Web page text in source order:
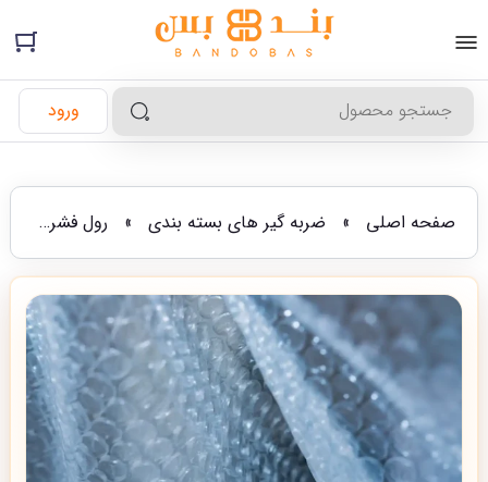
ورود
صفحه اصلی » ضربه گیر های بسته بندی» رول فشرده نایلون حبابدار یا نایلون حبابدار آماده ؟